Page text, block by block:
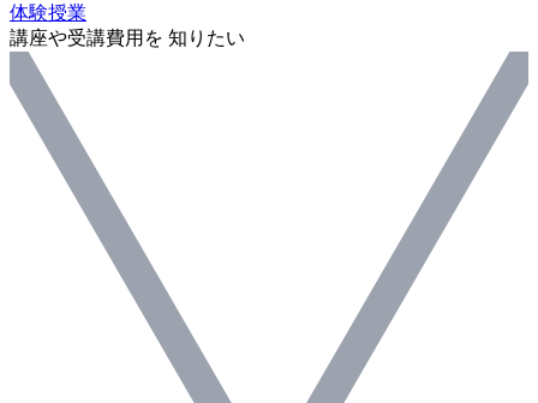
体験授業
講座や受講費用を 知りたい